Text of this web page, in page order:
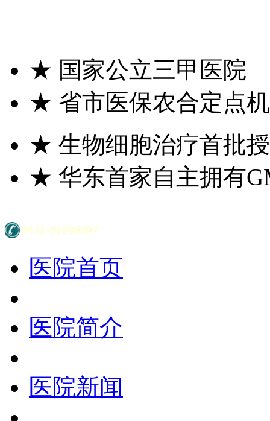
★ 国家公立三甲医院
★ 省市医保农合定点
★ 生物细胞治疗首批
★ 华东首家自主拥有
医院首页
医院简介
医院新闻